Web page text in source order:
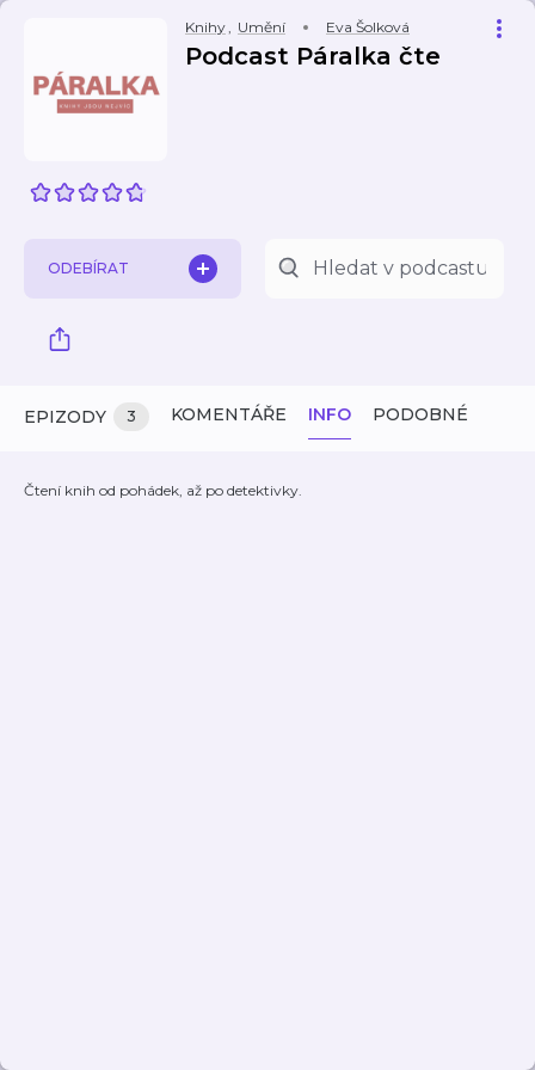
Knihy, Umění Eva Šolková
Podcast Páralka čte
ODEBÍRAT
EPIZODY 3 KOMENTÁŘE INFO PODOBNÉ
Čtení knih od pohádek, až po detektivky.